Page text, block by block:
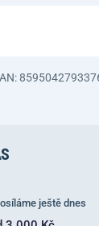
ještě dnes